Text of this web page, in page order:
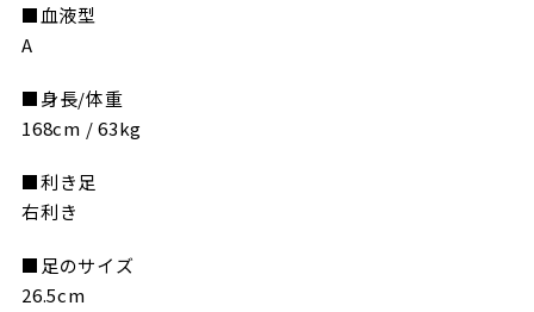
■血液型
A
■身長/体重
168cm / 63kg
■利き足
右利き
■足のサイズ
26.5cm